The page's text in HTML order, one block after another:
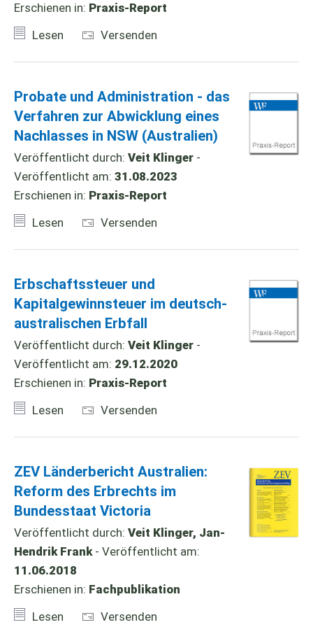
Erschienen in: Praxis-Report
Lesen
Versenden
Probate und Administration - das
Verfahren zur Abwicklung eines
Nachlasses in NSW (Australien)
Veröffentlicht durch: Veit Klinger -
Veröffentlicht am: 31.08.2023
Erschienen in: Praxis-Report
Lesen
Versenden
Erbschaftssteuer und
Kapitalgewinnsteuer im deutsch-
australischen Erbfall
Veröffentlicht durch: Veit Klinger -
Veröffentlicht am: 29.12.2020
Erschienen in: Praxis-Report
Lesen
Versenden
ZEV Länderbericht Australien:
Reform des Erbrechts im
Bundesstaat Victoria
Veröffentlicht durch: Veit Klinger, Jan-
Hendrik Frank- Veröffentlicht am:
11.06.2018
Erschienen in: Fachpublikation
Lesen
Versenden